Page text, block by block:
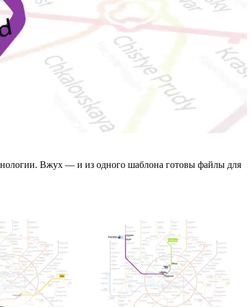
Вжух — и из одного шаблона готовы файлы для